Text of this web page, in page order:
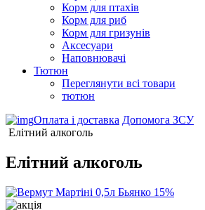
Корм для птахів
Корм для риб
Корм для гризунів
Аксесуари
Наповнювачі
Тютюн
Переглянути всі товари
тютюн
Оплата і доставка Допомога ЗСУ
Елітний алкоголь
Елітний алкоголь